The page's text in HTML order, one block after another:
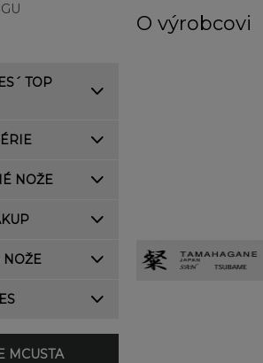
TOP
NOŽE
NOŽE
MCUSTA
O výrobcovi